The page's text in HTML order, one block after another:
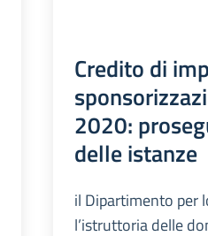
Credito di
2020:
delle istanze
il Dipartimento per
l’istruttoria delle